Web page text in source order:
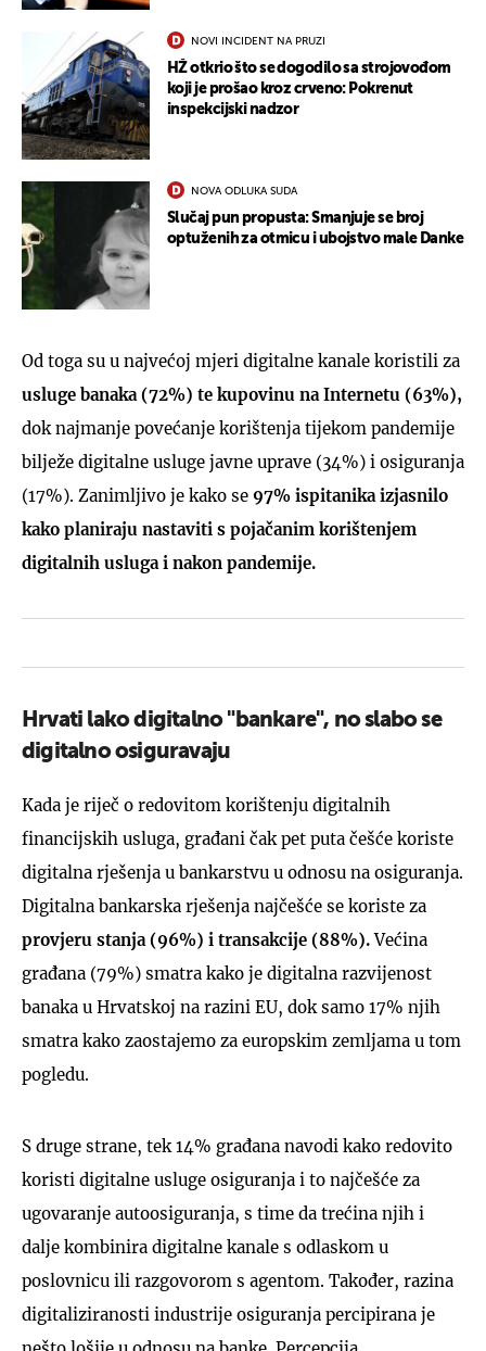
NOVI INCIDENT NA PRUZI
HŽ otkrio što se dogodilo sa strojovođom
koji je prošao kroz crveno: Pokrenut
inspekcijski nadzor
NOVA ODLUKA SUDA
Slučaj pun propusta: Smanjuje se broj
optuženih za otmicu i ubojstvo male Danke
Od toga su u najvećoj mjeri digitalne kanale koristili za
usluge banaka (72%) te kupovinu na Internetu (63%),
dok najmanje povećanje korištenja tijekom pandemije
bilježe digitalne usluge javne uprave (34%) i osiguranja
(17%). Zanimljivo je kako se 97% ispitanika izjasnilo
kako planiraju nastaviti s pojačanim korištenjem
digitalnih usluga i nakon pandemije.
Hrvati lako digitalno "bankare", no slabo se
digitalno osiguravaju
Kada je riječ o redovitom korištenju digitalnih
financijskih usluga, građani čak pet puta češće koriste
digitalna rješenja u bankarstvu u odnosu na osiguranja.
Digitalna bankarska rješenja najčešće se koriste za
provjeru stanja (96%) i transakcije (88%).Većina
građana (79%) smatra kako je digitalna razvijenost
banaka u Hrvatskoj na razini EU, dok samo 17% njih
smatra kako zaostajemo za europskim zemljama u tom
pogledu.
S druge strane, tek 14% građana navodi kako redovito
koristi digitalne usluge osiguranja i to najčešće za
ugovaranje autoosiguranja, s time da trećina njih i
dalje kombinira digitalne kanale s odlaskom u
poslovnicu ili razgovorom s agentom. Također, razina
digitaliziranosti industrije osiguranja percipirana je